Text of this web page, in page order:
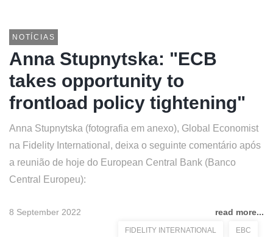
NOTÍCIAS
Anna Stupnytska: "ECB
takes opportunity to
frontload policy tightening"
Anna Stupnytska (fotografia em anexo), Global Economist
na Fidelity International, deixa o seguinte comentário após
a reunião de hoje do European Central Bank (Banco
Central Europeu):
8 September 2022 read more...
FIDELITY INTERNATIONAL EBC